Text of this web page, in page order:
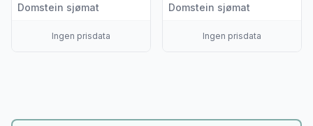
Domstein sjømat
Ingen prisdata
Domstein sjømat
Ingen prisdata